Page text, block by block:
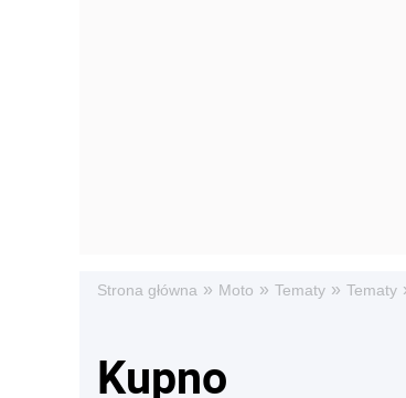
Strona główna » Moto » Tematy » Tematy
Kupno